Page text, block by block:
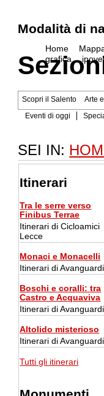
Modalità di
grafica
Home
Scopri il Salento Arte
Eventi di oggi
SEI IN:
Itinerari
Tra le serre verso
Finibus Terrae
Itinerari di Cicloamici
Lecce
Monaci e Monacelli
Itinerari di
Boschi e coralli: tra
Castro e Acquaviva
Itinerari di
Altolido misterioso
Itinerari di
Tutti gli itinerari